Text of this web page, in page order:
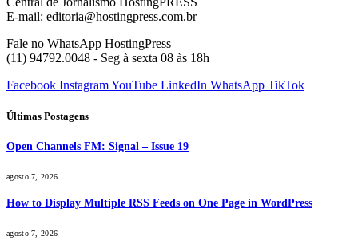
E-mail: editoria@hostingpress.com.br
Fale no WhatsApp HostingPress
(11) 94792.0048 - Seg à sexta 08 às 18h
Facebook InstagramYouTube LinkedIn WhatsApp TikTok
Últimas Postagens
Open Channels FM: Signal – Issue 19
agosto 7, 2026
How to Display Multiple RSS Feeds on One Page in WordPress
agosto 7, 2026